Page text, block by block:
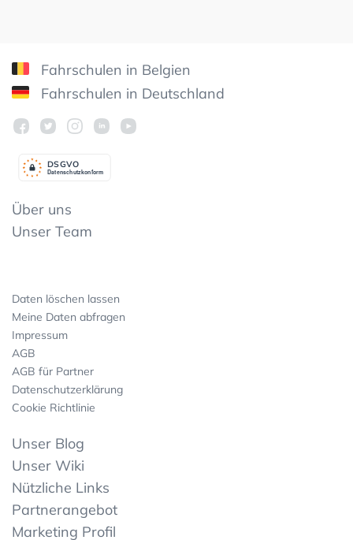
Fahrschulen in Belgien
Fahrschulen in Deutschland
Datenschutzkonform
DSGVO
Über uns
Unser Team
Daten löschen lassen
Meine Daten abfragen
Impressum
AGB
AGB für Partner
Datenschutzerklärung
Cookie Richtlinie
Unser Blog
Unser Wiki
Nützliche Links
Partnerangebot
Marketing Profil